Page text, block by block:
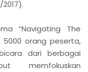
“Navigating The
5000 orang peserta,
dari berbagai
memfokuskan